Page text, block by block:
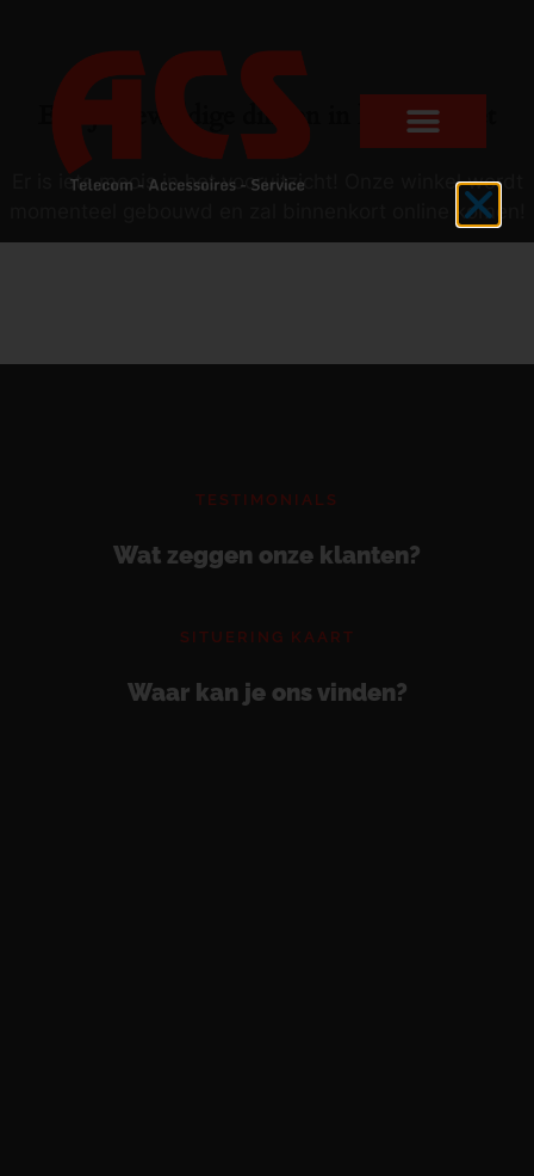
Er zijn geweldige dingen in het verschiet
Er is iets moois in het vooruitzicht! Onze winkel wordt
momenteel gebouwd en zal binnenkort online komen!
TESTIMONIALS
Wat zeggen onze klanten?
SITUERING KAART
Waar kan je ons vinden?